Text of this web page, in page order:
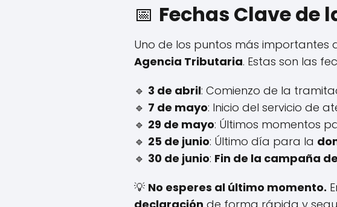
📅 Fechas Clave de
Uno de los puntos más importantes
Agencia Tributaria. Estas son las
🔹 3 de abril: Comienzo de la
🔹 7 de mayo: Inicio del servicio de
🔹 29 de mayo: Últimos momentos
🔹 25 de junio: Último día para la
🔹 30 de junio: Fin de la campaña
💡 No esperes al último momento.